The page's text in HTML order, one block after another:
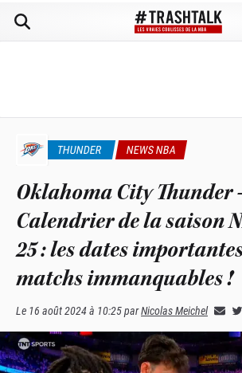
THUNDER NEWS NBA
Oklahoma City Thunder
Calendrier de la saison
25 : les dates
matchs immanquables !
Le 16 août 2024 à 10:25parNicolas Meichel